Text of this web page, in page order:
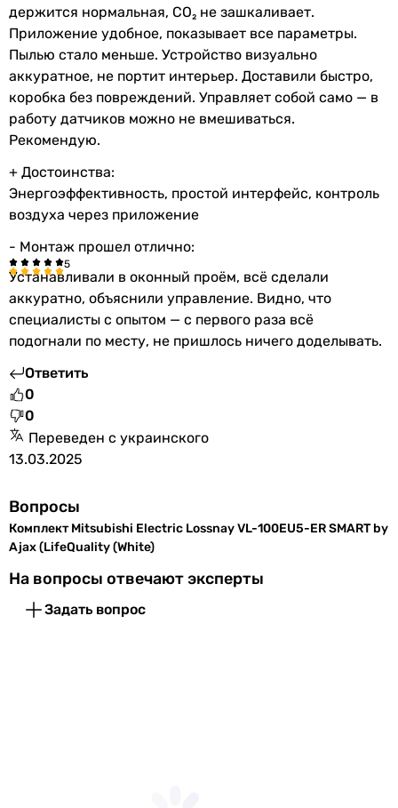
держится нормальная, CO₂ не зашкаливает.
Приложение удобное, показывает все параметры.
Пылью стало меньше. Устройство визуально
аккуратное, не портит интерьер. Доставили быстро,
коробка без повреждений. Управляет собой само — в
работу датчиков можно не вмешиваться.
Рекомендую.
+ Достоинства:
Энергоэффективность, простой интерфейс, контроль
воздуха через приложение
- Монтаж прошел отлично:
Устанавливали в оконный проём, всё сделали
аккуратно, объяснили управление. Видно, что
специалисты с опытом — с первого раза всё
подогнали по месту, не пришлось ничего доделывать.
Ответить
0
0
Переведен с украинского
13.03.2025
Вопросы
Комплект Mitsubishi Electric Lossnay VL-100EU5-ER SMART by
Ajax (LifeQuality (White)
На вопросы отвечают эксперты
Задать вопрос